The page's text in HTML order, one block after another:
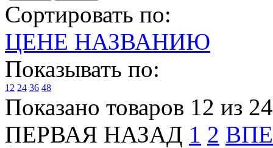
Сортировать по:
ЦЕНЕ НАЗВАНИЮ
Показывать по:
12 24 36 48
Показано товаров 12 из 24
ПЕРВАЯ НАЗАД 1 2